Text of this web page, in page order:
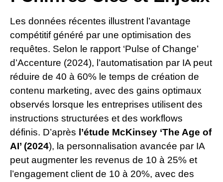
Les données récentes illustrent l’avantage
compétitif généré par une optimisation des
requêtes. Selon le rapport ‘Pulse of Change’
d’Accenture (2024), l’automatisation par IA peut
réduire de 40 à 60% le temps de création de
contenu marketing, avec des gains optimaux
observés lorsque les entreprises utilisent des
instructions structurées et des workflows
définis. D’après l’étude McKinsey ‘The Age of
AI’ (2024), la personnalisation avancée par IA
peut augmenter les revenus de 10 à 25% et
l’engagement client de 10 à 20%, avec des